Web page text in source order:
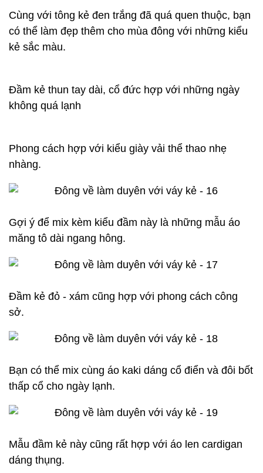
Cùng với tông kẻ đen trắng đã quá quen thuộc, bạn
có thể làm đẹp thêm cho mùa đông với những kiểu
kẻ sắc màu.
Đầm kẻ thun tay dài, cổ đức hợp với những ngày
không quá lạnh
Phong cách hợp với kiểu giày vải thể thao nhẹ
nhàng.
Gợi ý để mix kèm kiểu đầm này là những mẫu áo
măng tô dài ngang hông.
Đầm kẻ đỏ - xám cũng hợp với phong cách công
sở.
Bạn có thể mix cùng áo kaki dáng cổ điển và đôi bốt
thấp cổ cho ngày lạnh.
Mẫu đầm kẻ này cũng rất hợp với áo len cardigan
dáng thụng.